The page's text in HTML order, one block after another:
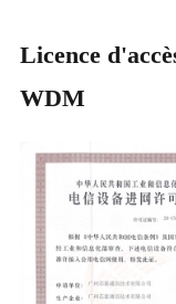
Licence
WDM